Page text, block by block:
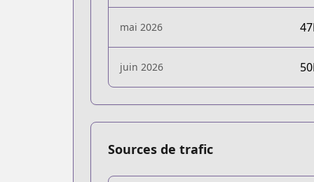
mai 2026
juin 2026
Sources de trafic